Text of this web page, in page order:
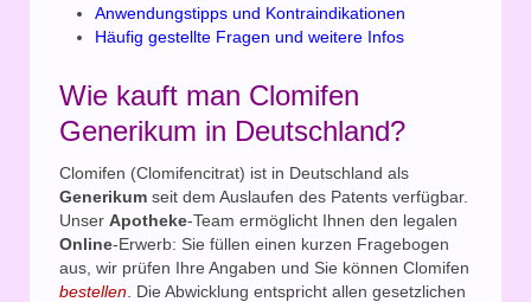
Anwendungstipps und Kontraindikationen
Häufig gestellte Fragen und weitere Infos
Wie kauft man Clomifen
Generikum in Deutschland?
Clomifen (Clomifencitrat) ist in Deutschland als
Generikum seit dem Auslaufen des Patents verfügbar.
Unser Apotheke-Team ermöglicht Ihnen den legalen
Online-Erwerb: Sie füllen einen kurzen Fragebogen
aus, wir prüfen Ihre Angaben und Sie können Clomifen
bestellen . Die Abwicklung entspricht allen gesetzlichen